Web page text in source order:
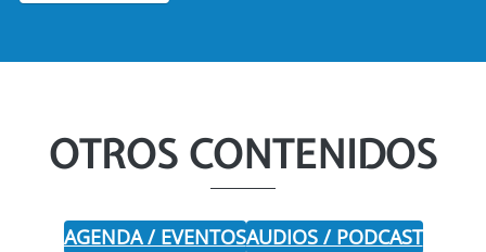
OTROS CONTENIDOS
AGENDA / EVENTOSAUDIOS / PODCAST